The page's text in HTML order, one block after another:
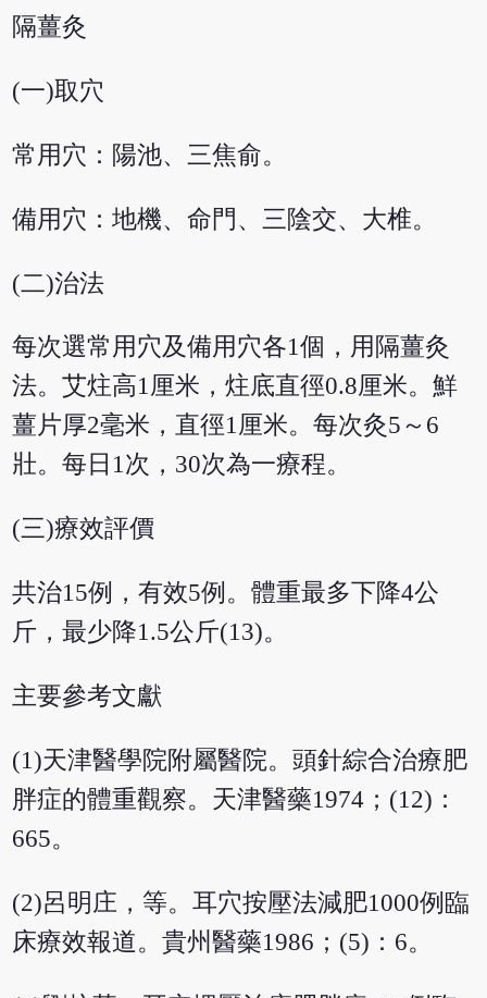
隔薑灸
(一)取穴
常用穴：陽池、三焦俞。
備用穴：地機、命門、三陰交、大椎。
(二)治法
每次選常用穴及備用穴各1個，用隔薑灸
法。艾炷高1厘米，炷底直徑0.8厘米。鮮
薑片厚2毫米，直徑1厘米。每次灸5～6
壯。每日1次，30次為一療程。
(三)療效評價
共治15例，有效5例。體重最多下降4公
斤，最少降1.5公斤(13)。
主要參考文獻
(1)天津醫學院附屬醫院。頭針綜合治療肥
胖症的體重觀察。天津醫藥1974；(12)：
665。
(2)呂明庄，等。耳穴按壓法減肥1000例臨
床療效報道。貴州醫藥1986；(5)：6。